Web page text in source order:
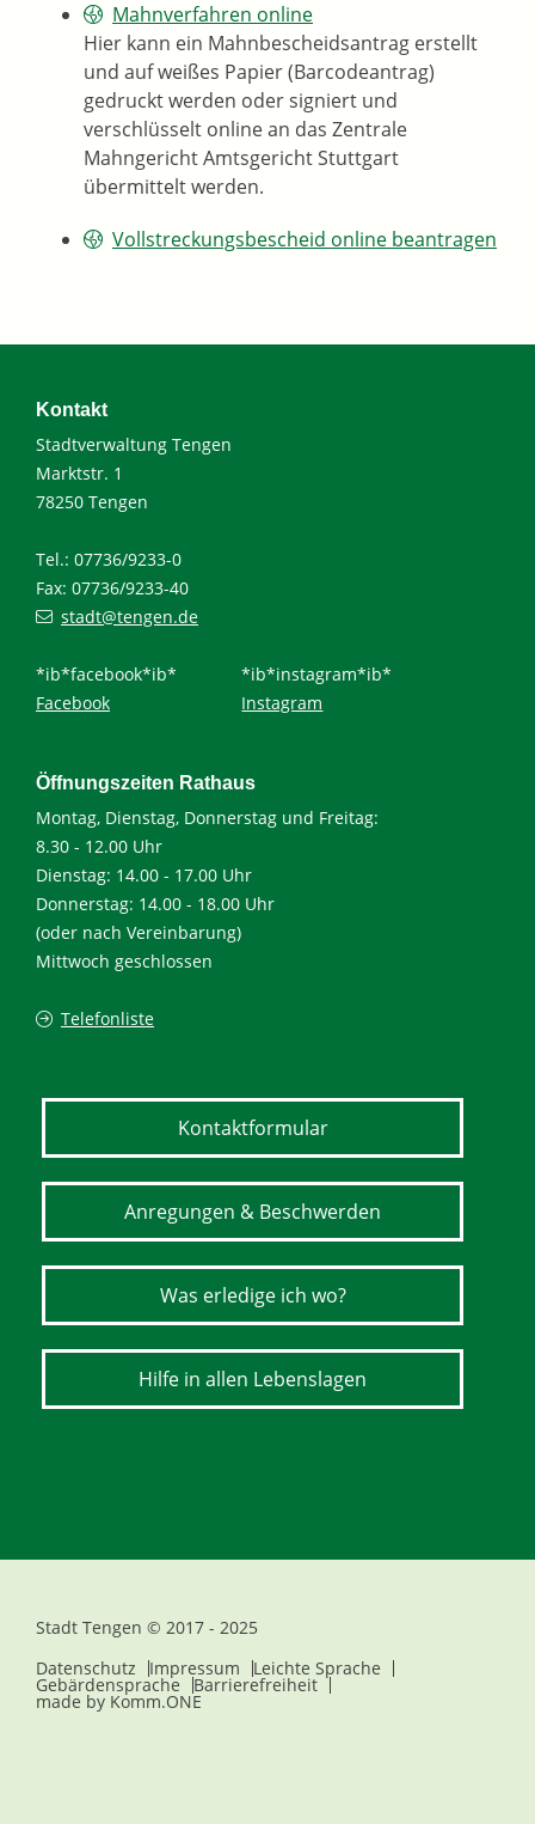
Mahnverfahren online
Hier kann ein Mahnbescheidsantrag erstellt
und auf weißes Papier (Barcodeantrag)
gedruckt werden oder signiert und
verschlüsselt online an das Zentrale
Mahngericht Amtsgericht Stuttgart
übermittelt werden.
Vollstreckungsbescheid online beantragen
Kontakt
Stadtverwaltung Tengen
Marktstr. 1
78250 Tengen
Tel.: 07736/9233-0
Fax: 07736/9233-40
stadt@tengen.de
*ib*facebook*ib*
Facebook
*ib*instagram*ib*
Instagram
Öffnungszeiten Rathaus
Montag, Dienstag, Donnerstag und Freitag:
8.30 - 12.00 Uhr
Dienstag: 14.00 - 17.00 Uhr
Donnerstag: 14.00 - 18.00 Uhr
(oder nach Vereinbarung)
Mittwoch geschlossen
Telefonliste
Kontaktformular
Anregungen & Beschwerden
Was erledige ich wo?
Hilfe in allen Lebenslagen
Stadt Tengen © 2017 - 2025
Datenschutz
Impressum Leichte Sprache
Gebärdensprache Barrierefreiheit
made by Komm.ONE